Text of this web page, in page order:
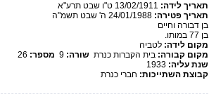
תאריך לידה:
תאריך פטירה:
בן דבורה וחיים
בן 77 במותו.
מקום לידה: לטביה
מקום קבורה: בית הקברות כנרת שורה: 9 מספר: 26
שנת עליה: 1933
קבוצת השתייכות: חברי כנרת